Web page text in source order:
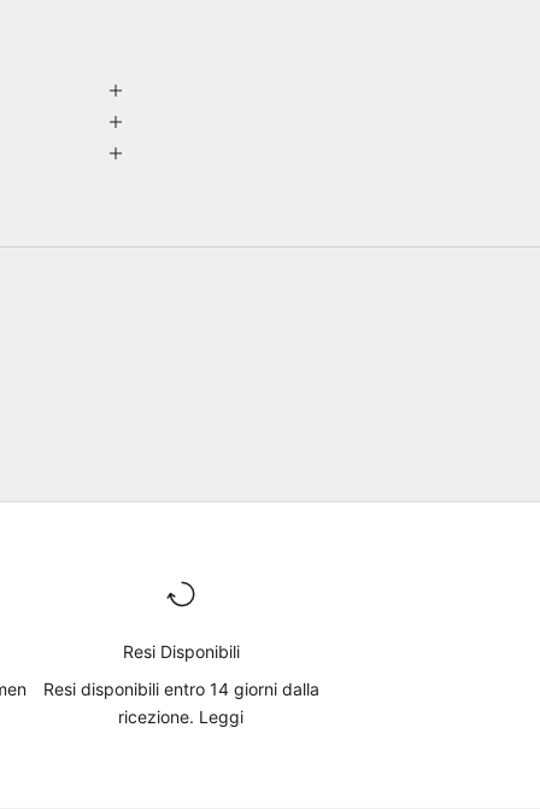
Resi Disponibili
Resi disponibili entro 14 giorni dalla
ricezione. Leggi